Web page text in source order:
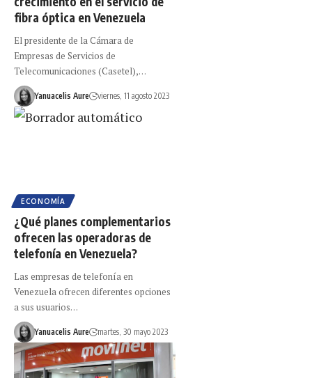
fibra óptica en Venezuela
El presidente de la Cámara de
Empresas de Servicios de
Telecomunicaciones (Casetel),…
Yanuacelis Aure viernes, 11 agosto 2023
ECONOMÍA
¿Qué planes complementarios
ofrecen las operadoras de
telefonía en Venezuela?
Las empresas de telefonía en
Venezuela ofrecen diferentes opciones
a sus usuarios…
Yanuacelis Aure martes, 30 mayo 2023